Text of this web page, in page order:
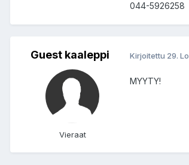
044-5926258
Guest kaaleppi
Vieraat
Kirjoitettu 29.
MYYTY!